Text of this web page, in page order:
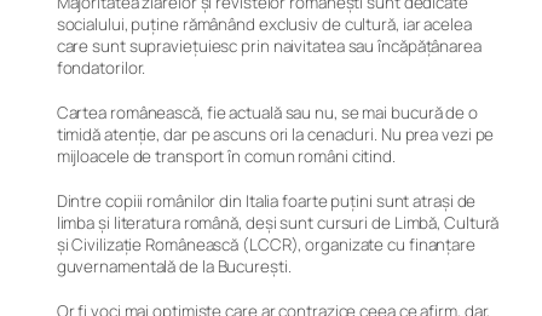
socialului, puține rămânând exclusiv de cultură, iar acelea
care sunt supraviețuiesc prin naivitatea sau încăpățânarea
fondatorilor.
Cartea românească, fie actuală sau nu, se mai bucură de o
timidă atenție, dar pe ascuns ori la cenacluri. Nu prea vezi pe
mijloacele de transport în comun români citind.
Dintre copiii românilor din Italia foarte puțini sunt atrași de
limba și literatura română, deși sunt cursuri de Limbă, Cultură
și Civilizație Românească (LCCR), organizate cu finanțare
guvernamentală de la București.
Or fi voci mai optimiste care ar contrazice ceea ce afirm, dar,